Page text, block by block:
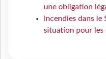
une obligation
Incendies dans
situation pour les